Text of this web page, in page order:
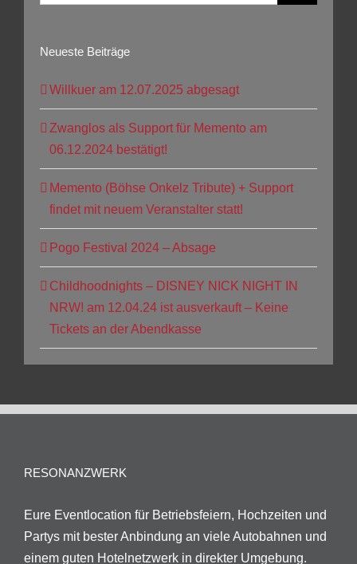
Neueste Beiträge
Willkuer am 12.07.2025 abgesagt
Zwanglos als Support für Memento am
06.12.2024 bestätigt!
Memento (Böhse Onkelz Tribute) + Support
findet mit neuem Veranstalter statt!
Pogo Festival 2024 – Absage
Childhoodnights – DISNEY NICK NIGHT IN
NRW! am 12.04.24 ist ausverkauft – Keine
Tickets an der Abendkasse
RESONANZWERK
Eure Eventlocation für Betriebsfeiern, Hochzeiten und
Partys mit bester Anbindung an viele Autobahnen und
einem guten Hotelnetzwerk in direkter Umgebung.